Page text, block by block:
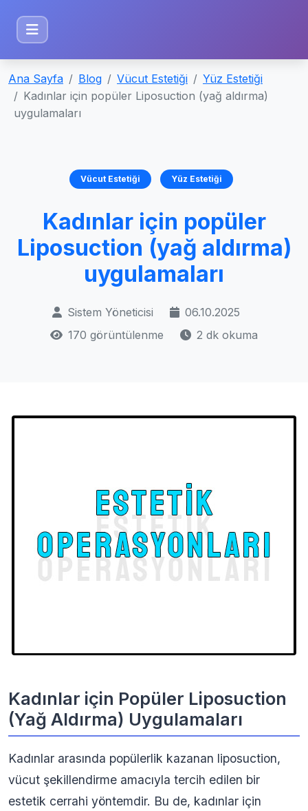
Ana Sayfa Blog Vücut Estetiği
Yüz Estetiği
Kadınlar için popüler Liposuction (yağ aldırma)
uygulamaları
Vücut Estetiği Yüz Estetiği
Kadınlar için popüler
Liposuction (yağ aldırma)
uygulamaları
Sistem Yöneticisi
06.10.2025
170 görüntülenme
2 dk okuma
Kadınlar için Popüler Liposuction
(Yağ Aldırma) Uygulamaları
Kadınlar arasında popülerlik kazanan liposuction,
vücut şekillendirme amacıyla tercih edilen bir
estetik cerrahi yöntemdir. Bu de, kadınlar için